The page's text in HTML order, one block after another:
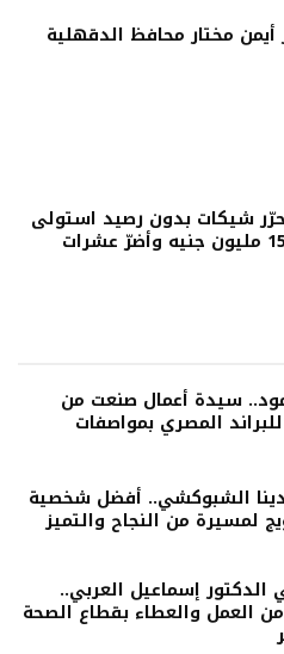
مختار محافظ الدقهلية
شيكات بدون رصيد استولى
على أكثر من 150 مليون جنيه وأضرّ عشرات
سيدة أعمال صنعت من
المصري بمواصفات
الشبوكشي.. أفضل شخصية
الدكتور إسماعيل العربي..
العمل والعطاء بقطاع الصحة